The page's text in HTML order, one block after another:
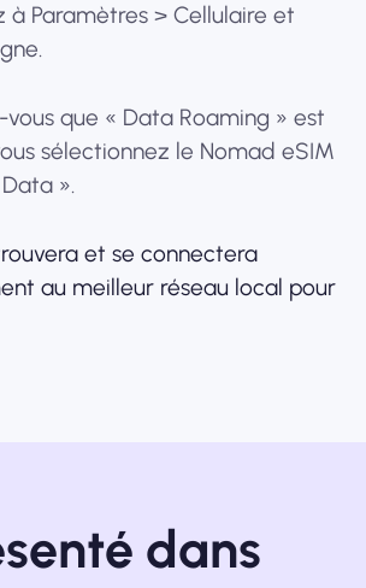
à Paramètres > Cellulaire et
vous que « Data Roaming » est
sélectionnez le Nomad eSIM
».
et se connectera
au meilleur réseau local pour
dans